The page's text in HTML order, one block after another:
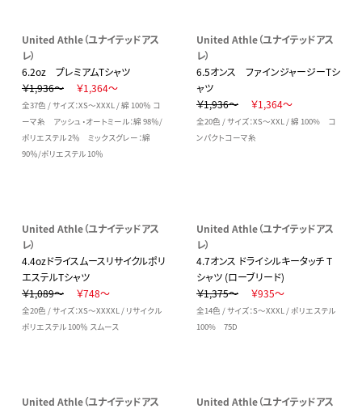
United Athle（ユナイテッドアス
レ）
6.2oz プレミアムTシャツ
￥1,936～
￥1,364～
全37色 / サイズ：XS～XXXL / 綿 100％ コ
ーマ糸 アッシュ・オートミール：綿 98％/
ポリエステル 2％ ミックスグレー：綿
90％/ポリエステル 10％
United Athle（ユナイテッドアス
レ）
6.5オンス ファインジャージーTシ
ャツ
￥1,936～
￥1,364～
全20色 / サイズ：XS～XXL / 綿 100% コ
ンパクトコーマ糸
United Athle（ユナイテッドアス
レ）
4.4ozドライスムースリサイクルポリ
エステルTシャツ
￥1,089～
￥748～
全20色 / サイズ：XS～XXXXL / リサイクル
ポリエステル 100％ スムース
United Athle（ユナイテッドアス
レ）
4.7オンス ドライシルキータッチ T
シャツ (ローブリード)
￥1,375～
￥935～
全14色 / サイズ：S～XXXL / ポリエステル
100% 75D
United Athle（ユナイテッドアス
United Athle（ユナイテッドアス